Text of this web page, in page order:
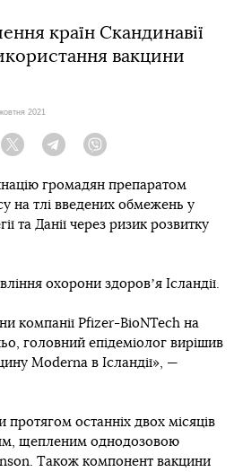
країн Скандинавії
вакцини
2021
Twitter Telegram
громадян препаратом
на тлі введених обмежень у
та Данії через ризик розвитку
охорони здоровʼя Ісландії.
компанії Pfizer-BioNTech на
головний епідеміолог вирішив
Moderna в Ісландії», —
останніх двох місяців
щепленим однодозовою
Також компонент вакцини